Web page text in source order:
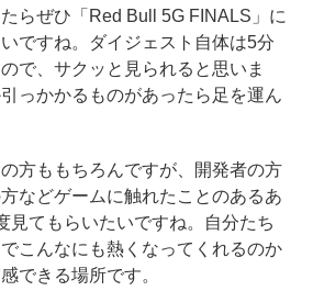
らぜひ「Red Bull 5G FINALS」に
ですね。ダイジェスト自体は5分
で、サクッと見られると思いま
っかかるものがあったら足を運ん
方ももちろんですが、開発者の方
などゲームに触れたことのあるあ
見てもらいたいですね。自分たち
こんなにも熱くなってくれるのか
できる場所です。